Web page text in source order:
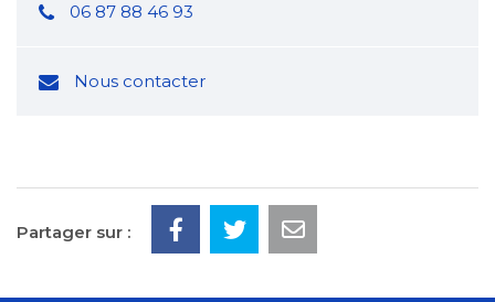
06 87 88 46 93
Nous contacter
Partager sur :